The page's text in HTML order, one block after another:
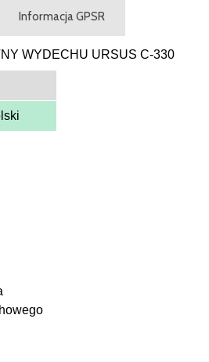
Informacja GPSR
WYDECHU URSUS C-330